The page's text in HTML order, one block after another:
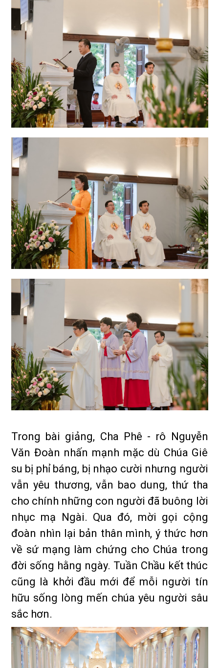
Trong bài giảng, Cha Phê - rô Nguyễn
Văn Đoàn nhấn mạnh mặc dù Chúa Giê
su bị phỉ báng, bị nhạo cười nhưng người
vẫn yêu thương, vẫn bao dung, thứ tha
cho chính những con người đã buông lời
nhục mạ Ngài. Qua đó, mời gọi cộng
đoàn nhìn lại bản thân mình, ý thức hơn
về sứ mạng làm chứng cho Chúa trong
đời sống hằng ngày. Tuần Chầu kết thúc
cũng là khởi đầu mới để mỗi người tín
hữu sống lòng mến chúa yêu người sâu
sắc hơn.